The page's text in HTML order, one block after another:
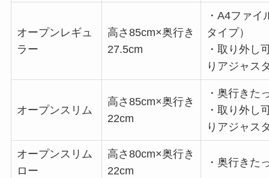
オープンレギュ
ラー
高さ85cm×奥行き
27.5cm
・A4ファイ
タイプ）
・取り外し
りアジャス
オープンスリム
高さ85cm×奥行き
22cm
・奥行きた
・取り外し
りアジャス
オープンスリム
ロー
高さ80cm×奥行き
22cm
・奥行きた